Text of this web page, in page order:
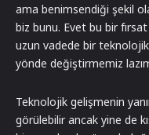
ama benimsendiği şekil
biz bunu. Evet bu bir
uzun vadede bir
yönde değiştirmemiz
Teknolojik gelişmenin
görülebilir ancak yine de